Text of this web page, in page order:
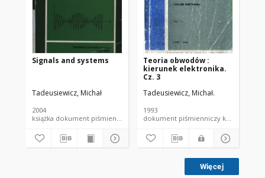
Signals and systems
Tadeusiewicz, Michał
2004
książka dokument piśmienniczy
Teoria obwodów :
kierunek elektronika.
Cz. 3
Tadeusiewicz, Michał.
1993
Więcej